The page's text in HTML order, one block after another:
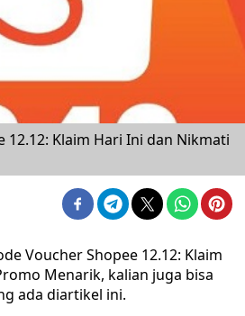
12.12: Klaim Hari Ini dan Nikmati
Voucher Shopee 12.12: Klaim
Menarik, kalian juga bisa
ada diartikel ini.